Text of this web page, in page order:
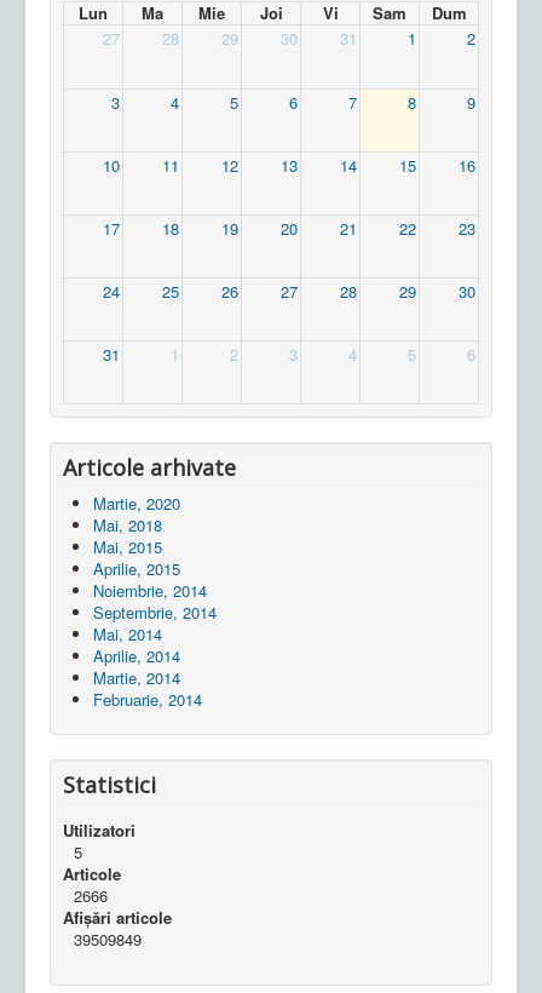
Lun Ma Mie Joi Vi Sam
Dum
27
28 29 30 31 1 2
3 4 5 6 7 8 9
10 11 12 13 14 15 16
17 18 19 20 21 22 23
24 25 26 27 28 29 30
31 1 2 3 4 5 6
Articole arhivate
Martie, 2020
Mai, 2018
Mai, 2015
Aprilie, 2015
Noiembrie, 2014
Septembrie, 2014
Mai, 2014
Aprilie, 2014
Martie, 2014
Februarie, 2014
Statistici
Utilizatori
5
Articole
2666
Afișări articole
39509849